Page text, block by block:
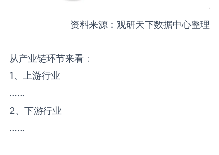
资料来源：观研天下数据中心整理
从产业链环节来看：
1、上游行业
……
2、下游行业
……